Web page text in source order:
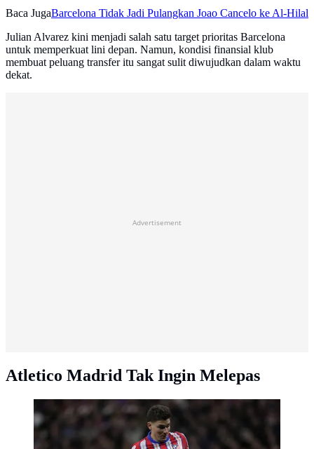
Baca JugaBarcelona Tidak Jadi Pulangkan Joao Cancelo ke Al-Hilal
Julian Alvarez kini menjadi salah satu target prioritas Barcelona
untuk memperkuat lini depan. Namun, kondisi finansial klub
membuat peluang transfer itu sangat sulit diwujudkan dalam waktu
dekat.
Advertisement
Atletico Madrid Tak Ingin Melepas
Pemain Atletico Madrid, Julian Alvarez mengontrol
bola saat laga leg 2 babak 16 besar Liga Champions
2024/2025 melawan Real Madrid di Metropolitano